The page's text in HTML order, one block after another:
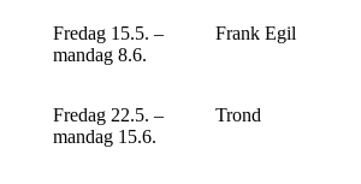
Fredag 15.5. –
mandag 8.6.
Frank Egil
Fredag 22.5. –
mandag 15.6.
Trond